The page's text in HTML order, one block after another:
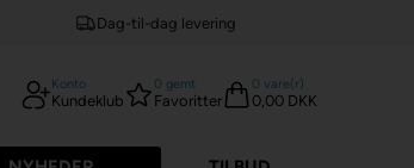
Dag-til-dag levering
Konto
Kundeklub
0 gemt
Favoritter
0 vare(r)
0,00 DKK